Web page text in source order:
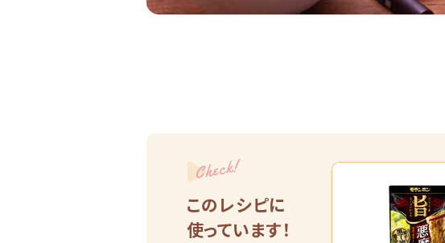
Check!
このレシピに
使っています！